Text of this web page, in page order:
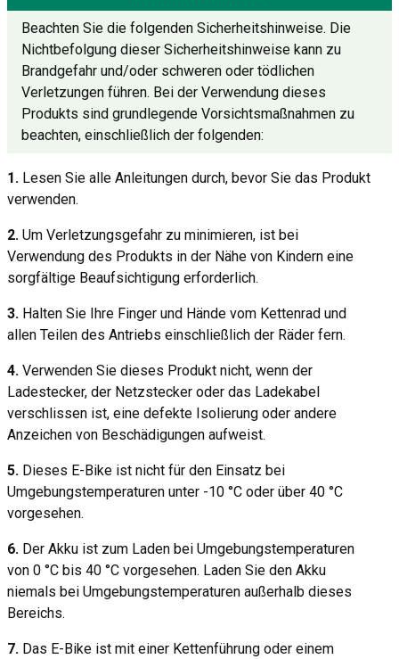
Beachten Sie die folgenden Sicherheitshinweise. Die
Nichtbefolgung dieser Sicherheitshinweise kann zu
Brandgefahr und/oder schweren oder tödlichen
Verletzungen führen. Bei der Verwendung dieses
Produkts sind grundlegende Vorsichtsmaßnahmen zu
beachten, einschließlich der folgenden:
1. Lesen Sie alle Anleitungen durch, bevor Sie das Produkt
verwenden.
2. Um Verletzungsgefahr zu minimieren, ist bei
Verwendung des Produkts in der Nähe von Kindern eine
sorgfältige Beaufsichtigung erforderlich.
3. Halten Sie Ihre Finger und Hände vom Kettenrad und
allen Teilen des Antriebs einschließlich der Räder fern.
4. Verwenden Sie dieses Produkt nicht, wenn der
Ladestecker, der Netzstecker oder das Ladekabel
verschlissen ist, eine defekte Isolierung oder andere
Anzeichen von Beschädigungen aufweist.
5. Dieses E-Bike ist nicht für den Einsatz bei
Umgebungstemperaturen unter -10 °C oder über 40 °C
vorgesehen.
6. Der Akku ist zum Laden bei Umgebungstemperaturen
von 0 °C bis 40 °C vorgesehen. Laden Sie den Akku
niemals bei Umgebungstemperaturen außerhalb dieses
Bereichs.
7. Das E-Bike ist mit einer Kettenführung oder einem